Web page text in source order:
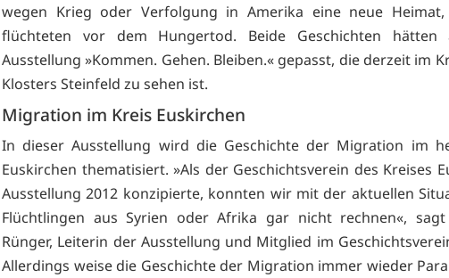
wegen Krieg oder Verfolgung in Amerika eine neue
flüchteten vor dem Hungertod. Beide Geschichten
Ausstellung »Kommen. Gehen. Bleiben.« gepasst, die derzeit im
Klosters Steinfeld zu sehen ist.
Migration im Kreis Euskirchen
In dieser Ausstellung wird die Geschichte der Migration im
Euskirchen thematisiert. »Als der Geschichtsverein des Kreises
Ausstellung 2012 konzipierte, konnten wir mit der aktuellen
Flüchtlingen aus Syrien oder Afrika gar nicht rechnen«, sagt
Rünger, Leiterin der Ausstellung und Mitglied im
Allerdings weise die Geschichte der Migration immer wieder